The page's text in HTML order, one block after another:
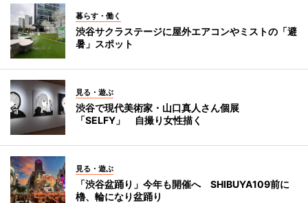
暮らす・働く
渋谷サクラステージに屋外エアコンやミストの「避
暑」スポット
見る・遊ぶ
渋谷で現代美術家・山口真人さん個展
「SELFY」 自撮り女性描く
見る・遊ぶ
「渋谷盆踊り」今年も開催へ SHIBUYA109前に
櫓、輪になり盆踊り